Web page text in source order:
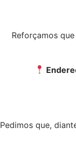
de
3, a relatora
necessários à
direitos e
não se
mesmo diante
Reforçamos
Pedimos que,